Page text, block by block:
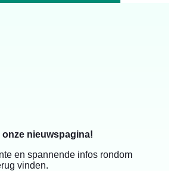
nieuwspagina!
en spannende infos rondom
vinden.